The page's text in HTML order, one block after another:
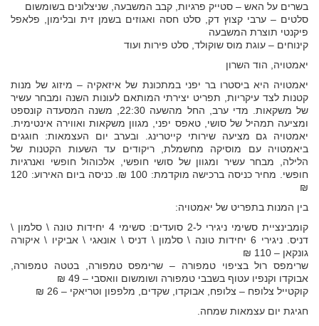
בשרים על האש – סטייק פרגיות, קבב המשבעה, שניצלונים בשומשום
סלטים – ערבי קצוץ דק, סלט חסה ואגוזים בשמן זית ובלימון, פלאפל
פיקנטי תוצרת המשבעה
קינוחים – עוגת מוס שוקולד, סלט פירות ועוד
יאמטויה, הוד השרון
יאמטויה היא ביסטרו בר יפני במתכונת של איזאקיה – מיזוג של מנות
קטנות לצד עיקריות, תפריט יצירתי המותאם לעונות השנה ומבחר עשיר
של משקאות. מדי ערב, החל מהשעה 22:30, משנה המסעדה קונספט
ומציעה תמהיל של סושי, טאפס יפני, מגוון משקאות ואווירה אינטימית.
יאמטויה גם מציעה שירותי קייטרינג. ובערב יום העצמאות: חוגגים
ביאמטויה עם מוסיקה מחשמלת, ריקודים עד השעות הקטנות של
הלילה, מבחר עשיר ומגוון של סושי חופשי, אלכוהול חופשי ואנרגיות
חופשי. מחיר כניסה ברכישה מוקדמת: 100 ₪. כניסה ביום האירוע: 120
₪
בין המנות בתפריט של יאמטויה:
קומבינציית סשימי ניגירי ל-2 סועדים: סשימי 4 יחידות טונה \ סלמון \
דניס. ניגירי 6 יחידות טונה \ סלמון \ דניס \ אונאגי \ אביקיו \ איקורה
גונקאן – 110 ₪
שרימפס רול בציפוי טמפורה – שרימפס טמפורה, בטטה טמפורה,
אבוקדו וקנפיו עטוף בשבבי טמפורה ושומשום וואסבי – 49 ₪
קוקטייל צלופח – צלופח, אבוקדו, שקדים, מלפפון וטריאקי – 26 ₪
חגיגת יום עצמאות שמחה.